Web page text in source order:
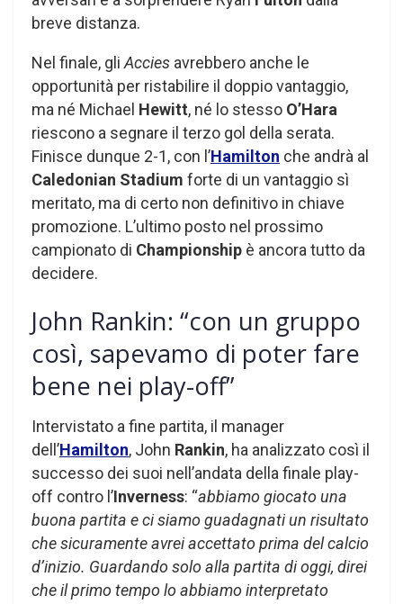
breve distanza.
Nel finale, gli Accies avrebbero anche le
opportunità per ristabilire il doppio vantaggio,
ma né Michael Hewitt, né lo stesso O’Hara
riescono a segnare il terzo gol della serata.
Finisce dunque 2-1, con l’Hamilton che andrà al
Caledonian Stadium forte di un vantaggio sì
meritato, ma di certo non definitivo in chiave
promozione. L’ultimo posto nel prossimo
campionato di Championship è ancora tutto da
decidere.
John Rankin: “con un gruppo
così, sapevamo di poter fare
bene nei play-off”
Intervistato a fine partita, il manager
dell’Hamilton, John Rankin, ha analizzato così il
successo dei suoi nell’andata della finale play-
off contro l’Inverness: “abbiamo giocato una
buona partita e ci siamo guadagnati un risultato
che sicuramente avrei accettato prima del calcio
d’inizio. Guardando solo alla partita di oggi, direi
che il primo tempo lo abbiamo interpretato